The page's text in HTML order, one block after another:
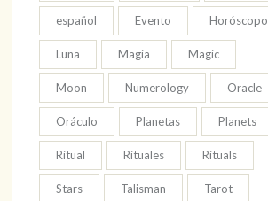
español Evento Horóscopo
Luna Magia Magic
Moon Numerology Oracle
Oráculo Planetas Planets
Ritual Rituales Rituals
Stars Talisman Tarot